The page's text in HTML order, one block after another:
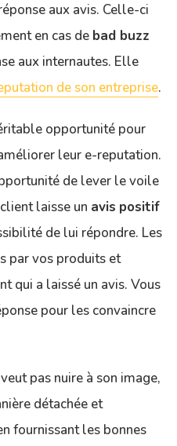
aux avis. Celle-ci
en cas de bad buzz
aux internautes. Elle
de son entreprise.
opportunité pour
leur e-reputation.
de lever le voile
laisse un avis positif
de lui répondre. Les
par vos produits et
qui a laissé un avis. Vous
pour les convaincre
pas nuire à son image,
détachée et
fournissant les bonnes